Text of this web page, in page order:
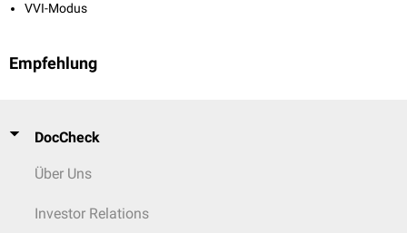
VVI-Modus
Empfehlung
DocCheck
Über Uns
Investor Relations